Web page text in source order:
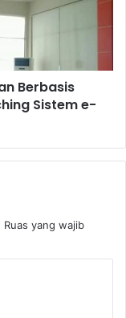
Berbasis
Sistem e-
Ruas yang wajib